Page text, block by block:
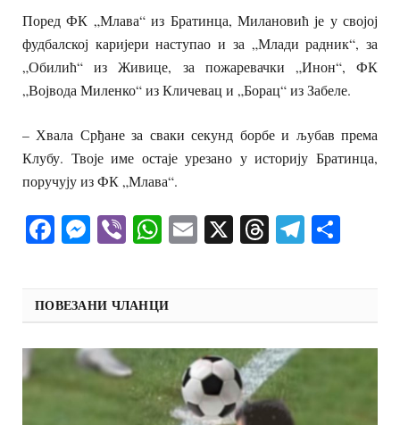
Поред ФК „Млава“ из Братинца, Милановић је у својој
фудбалској каријери наступао и за „Млади радник“, за
„Обилић“ из Живице, за пожаревачки „Инон“, ФК
„Војвода Миленко“ из Кличевац и „Борац“ из Забеле.
– Хвала Срђане за сваки секунд борбе и љубав према
Клубу. Твоје име остаје урезано у историју Братинца,
поручују из ФК „Млава“.
Facebook
Messenger
ViberWhatsApp
Email
X Threads
ПОВЕЗАНИ ЧЛАНЦИ